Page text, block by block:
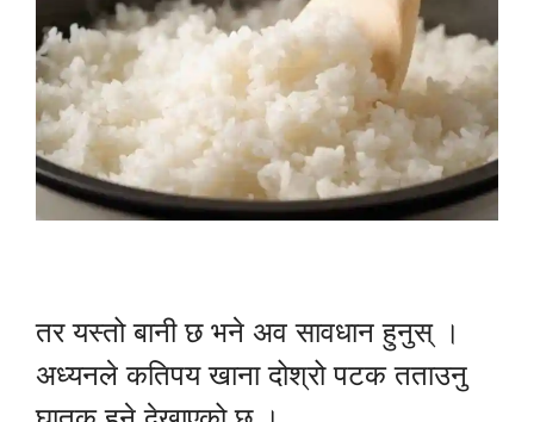
तर यस्तो बानी छ भने अव सावधान हुनुस् ।
अध्यनले कतिपय खाना दोश्रो पटक तताउनु